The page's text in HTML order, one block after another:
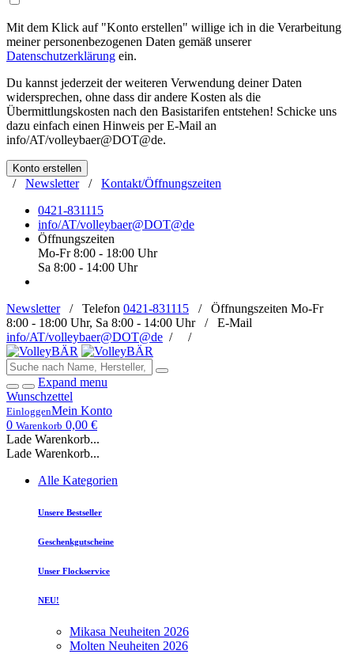
Mit dem Klick auf "Konto erstellen" willige ich in die Verarbeitung
meiner personenbezogenen Daten gemäß unserer
Datenschutzerklärung ein.
Du kannst jederzeit der weiteren Verwendung deiner Daten
widersprechen, ohne dass dir andere Kosten als die
Übermittlungskosten nach den Basistarifen entstehen! Schicke uns
dazu einfach einen Hinweis per E-Mail an
info/AT/volleybaer@DOT@de.
Konto erstellen
/ Newsletter/ Kontakt/Öffnungszeiten
0421-831115
info/AT/volleybaer@DOT@de
Öffnungszeiten
Mo-Fr 8:00 - 18:00 Uhr
Sa 8:00 - 14:00 Uhr
Newsletter/ Telefon 0421-831115 / Öffnungszeiten Mo-Fr
8:00 - 18:00 Uhr, Sa 8:00 - 14:00 Uhr / E-Mail
info/AT/volleybaer@DOT@de / /
Expand menu
Wunschzettel
EinloggenMein Konto
0 Warenkorb 0,00 €
Lade Warenkorb...
Lade Warenkorb...
Alle Kategorien
Unsere Bestseller
Geschenkgutscheine
Unser Flockservice
NEU!
Mikasa Neuheiten 2026
Molten Neuheiten 2026